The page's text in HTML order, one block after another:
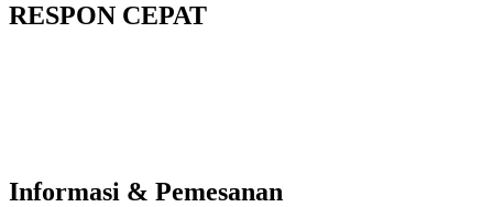
RESPON CEPAT
Informasi & Pemesanan